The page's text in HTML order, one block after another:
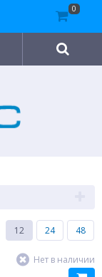
12 24 48
Нет в наличии
0